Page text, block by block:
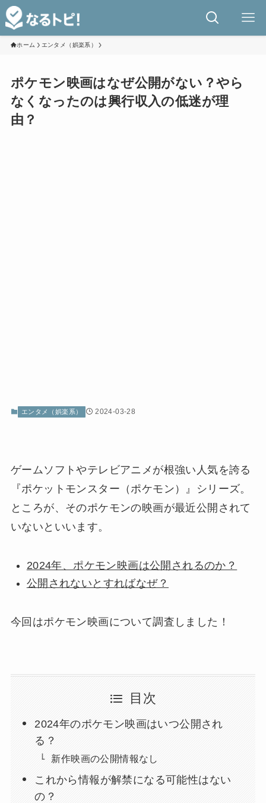
ホーム エンタメ（娯楽系）
ポケモン映画はなぜ公開がない？やら
なくなったのは興行収入の低迷が理
由？
エンタメ（娯楽系） 2024-03-28
ゲームソフトやテレビアニメが根強い人気を誇る
『ポケットモンスター（ポケモン）』シリーズ。
ところが、そのポケモンの映画が最近公開されて
いないといいます。
2024年、ポケモン映画は公開されるのか？
公開されないとすればなぜ？
今回はポケモン映画について調査しました！
目次
2024年のポケモン映画はいつ公開され
る？
新作映画の公開情報なし
これから情報が解禁になる可能性はない
の？